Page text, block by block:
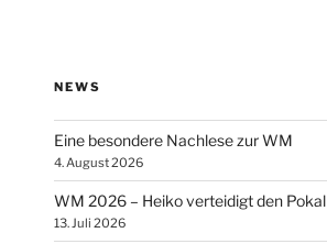
NEWS
Eine besondere Nachlese zur WM
4. August 2026
WM 2026 – Heiko verteidigt den Pokal
13. Juli 2026